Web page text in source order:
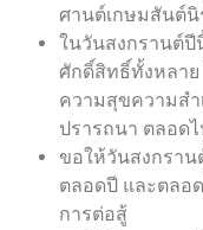
ศานต์เกษมสันต์
ในวันสงกรานต์
ศักดิ์สิทธิ์ทั้งหลา
ความสุขความส
ปรารถนา ตลอดไ
ขอให้วันสงกราน
ตลอดปี และตลอ
การต่อสู้